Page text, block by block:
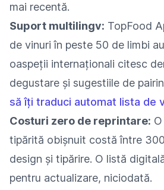
mai recentă.
Suport multilingv: TopFood
de vinuri în peste 50 de limbi
oaspeții internaționali citesc
degustare și sugestiile de
să îți traduci automat lista de
Costuri zero de reprintare:
tipărită obișnuit costă între
design și tipărire. O listă
pentru actualizare, niciodată.